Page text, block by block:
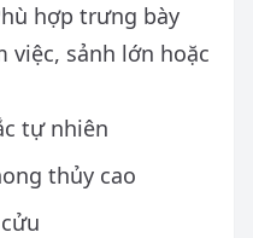
hợp trưng bày
việc, sảnh lớn hoặc
tự nhiên
thủy cao